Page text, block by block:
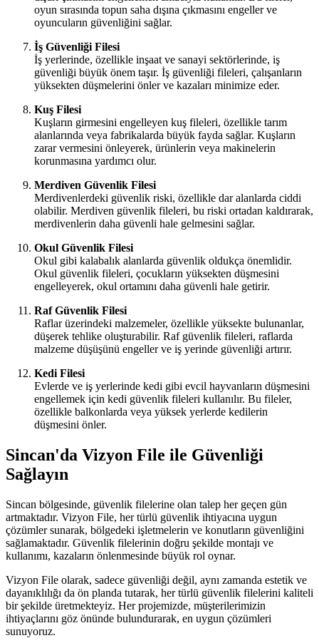
oyun sırasında topun saha dışına çıkmasını engeller ve
oyuncuların güvenliğini sağlar.
İş Güvenliği Filesi
İş yerlerinde, özellikle inşaat ve sanayi sektörlerinde, iş
güvenliği büyük önem taşır. İş güvenliği fileleri, çalışanların
yüksekten düşmelerini önler ve kazaları minimize eder.
Kuş Filesi
Kuşların girmesini engelleyen kuş fileleri, özellikle tarım
alanlarında veya fabrikalarda büyük fayda sağlar. Kuşların
zarar vermesini önleyerek, ürünlerin veya makinelerin
korunmasına yardımcı olur.
Merdiven Güvenlik Filesi
Merdivenlerdeki güvenlik riski, özellikle dar alanlarda ciddi
olabilir. Merdiven güvenlik fileleri, bu riski ortadan kaldırarak,
merdivenlerin daha güvenli hale gelmesini sağlar.
Okul Güvenlik Filesi
Okul gibi kalabalık alanlarda güvenlik oldukça önemlidir.
Okul güvenlik fileleri, çocukların yüksekten düşmesini
engelleyerek, okul ortamını daha güvenli hale getirir.
Raf Güvenlik Filesi
Raflar üzerindeki malzemeler, özellikle yüksekte bulunanlar,
düşerek tehlike oluşturabilir. Raf güvenlik fileleri, raflarda
malzeme düşüşünü engeller ve iş yerinde güvenliği artırır.
Kedi Filesi
Evlerde ve iş yerlerinde kedi gibi evcil hayvanların düşmesini
engellemek için kedi güvenlik fileleri kullanılır. Bu fileler,
özellikle balkonlarda veya yüksek yerlerde kedilerin
düşmesini önler.
Sincan'da Vizyon File ile Güvenliği
Sağlayın
Sincan bölgesinde, güvenlik filelerine olan talep her geçen gün
artmaktadır. Vizyon File, her türlü güvenlik ihtiyacına uygun
çözümler sunarak, bölgedeki işletmelerin ve konutların güvenliğini
sağlamaktadır. Güvenlik filelerinin doğru şekilde montajı ve
kullanımı, kazaların önlenmesinde büyük rol oynar.
Vizyon File olarak, sadece güvenliği değil, aynı zamanda estetik ve
dayanıklılığı da ön planda tutarak, her türlü güvenlik filelerini kaliteli
bir şekilde üretmekteyiz. Her projemizde, müşterilerimizin
ihtiyaçlarını göz önünde bulundurarak, en uygun çözümleri
sunuyoruz.